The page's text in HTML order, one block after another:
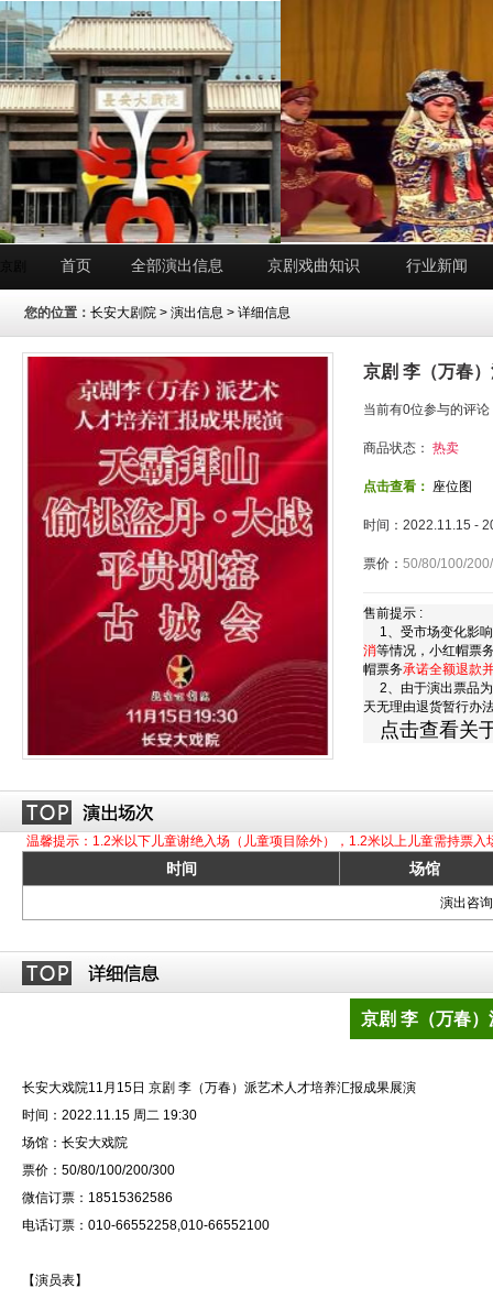
首页 全部演出信息 京剧戏曲知识 行业新闻
您的位置： 长安大剧院 > 演出信息 > 详细信息
京剧 李（万春
当前有0位参与的评论
商品状态： 热卖
点击查看： 座位图
时间：2022.11.15 -
票价： 50/80/100/
售前提示 :
1、受市场变化影响
消等情况，小红帽票
帽票务承诺全额退款
2、由于演出票品为
天无理由退货暂行办
点击查看关
温馨提示：1.2米以下儿童谢绝入场（儿童项目除外），1.2米以上儿童需持票入
时间 场馆
演出咨
京剧 李（万春
长安大戏院11月15日 京剧 李（万春）派艺术人才培养汇报成果展演
时间：2022.11.15 周二 19:30
场馆：长安大戏院
票价：50/80/100/200/300
微信订票：18515362586
电话订票：010-66552258,010-66552100
【演员表】